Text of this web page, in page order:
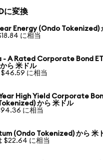
に変換
Energy (Ondo Tokenized)
に相当
- A Rated Corporate Bond
ら 米ドル
$46.59 に相当
High Yield Corporate
から 米ドル
に相当
(Ondo Tokenized) から 米
$22.64 に相当